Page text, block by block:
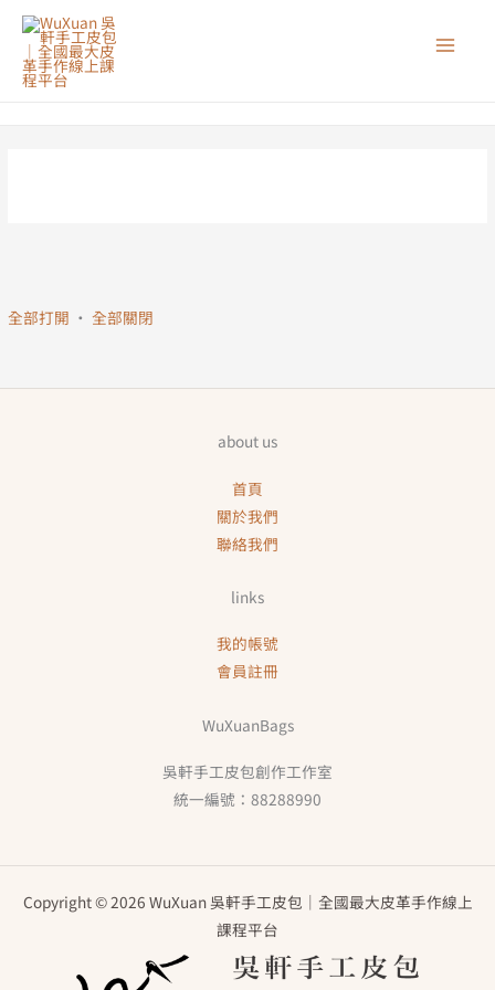
全部打開 · 全部關閉
about us
首頁
關於我們
聯絡我們
links
我的帳號
會員註冊
WuXuanBags
吳軒手工皮包創作工作室
統一編號：88288990
Copyright © 2026 WuXuan 吳軒手工皮包｜全國最大皮革手作線上
課程平台